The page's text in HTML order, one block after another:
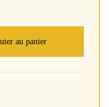
au panier